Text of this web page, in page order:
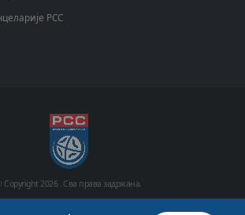
РСС
Copyright2026 . Сва права задржана.